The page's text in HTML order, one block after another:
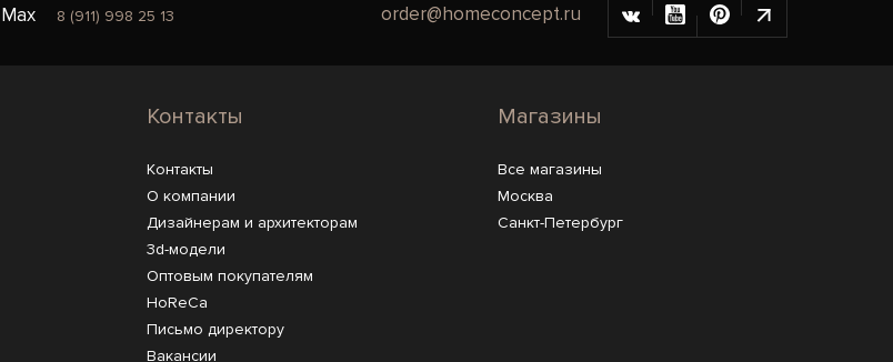
Max 8 (911) 998 25 13 order@homeconcept.ru
Контакты
Контакты
О компании
Дизайнерам и архитекторам
3d-модели
Оптовым покупателям
HoReCa
Письмо директору
Вакансии
Магазины
Все магазины
Москва
Санкт-Петербург